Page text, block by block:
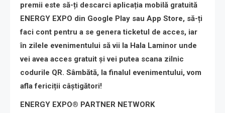
premii este să-ți descarci aplicația mobilă gratuită
ENERGY EXPO din Google Play sau App Store, să-ți
faci cont pentru a se genera ticketul de acces, iar
în zilele evenimentului să vii la Hala Laminor unde
vei avea acces gratuit și vei putea scana zilnic
codurile QR. Sâmbătă, la finalul evenimentului, vom
afla fericiții câștigători!
ENERGY EXPO® PARTNER NETWORK